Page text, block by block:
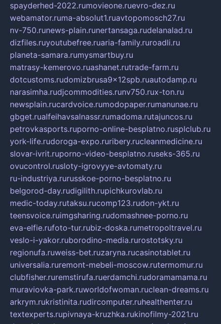
spayderhed-2022.rumovieone.ruevro-dez.ru
webamator.ruma-absolut1.ruavtopomosch27.ru
nv-750.runews-plain.runertansaga.rudelanalad.ru
dizfiles.ruyoutubefree.ruaria-family.ruroadli.ru
planeta-samara.rumysmartbuy.ru
matrasy-kemerovo.ruashanet.rutrade-farm.ru
dotcustoms.rudomizbrusa9x12spb.ruautodamp.ru
narasimha.rudjcommodities.runv750.rux-ton.ru
newsplain.rucardvoice.rumodopaper.rumanunae.ru
gbget.rualfeihavsalnassr.rumadoma.rutajuncos.ru
petrovkasports.ruporno-online-besplatno.rusplclub.ru
york-life.rudoroga-expo.ruribery.rucleanmedicine.ru
slovar-ivrit.ruporno-video-besplatno.ruseks-365.ru
ovucontrol.rusloty-igrovyye-avtomaty.ru
ru-industriya.rurusskoe-porno-besplatno.ru
belgorod-day.rudigilith.rupichkurovlab.ru
medic-today.rutaksu.rucomp123.rudon-ykt.ru
teensvoice.ruimgsharing.rudomashnee-porno.ru
eva-elfie.rufoto-tur.rubiz-doska.rumetropoltravel.ru
veslo-i-yakor.ruborodino-media.rurostotsky.ru
regionufa.ruweiss-bet.ruzaryna.rucasinotablet.ru
universalia.ruremont-mebeli-moscow.rutermomur.ru
clubfisher.ruremstirufa.ruerdamchi.rudoramamama.ru
muraviovka-park.ruworldofwoman.ruclean-dreams.ru
arkrym.rukristinita.rudircomputer.ruhealthenter.ru
textexperts.rupivnaya-kruzhka.rukinofilmy-2021.ru